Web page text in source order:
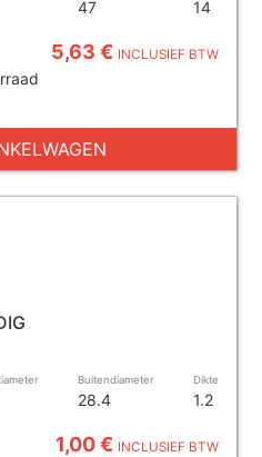
47 14
5,63 € INCLUSIEF BTW
Buitendiameter
28.4
Dikte
1.2
1,00 € INCLUSIEF BTW